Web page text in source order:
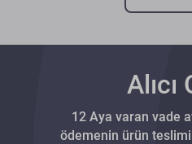
Alıcı
12 Aya varan vade
ödemenin ürün